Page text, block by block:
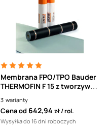
Membrana FPO/TPO Bauder
THERMOFIN F 15 z tworzywa
3 warianty
Cena od 642,94 zł rol.
Wysyłka do 16 dni roboczych